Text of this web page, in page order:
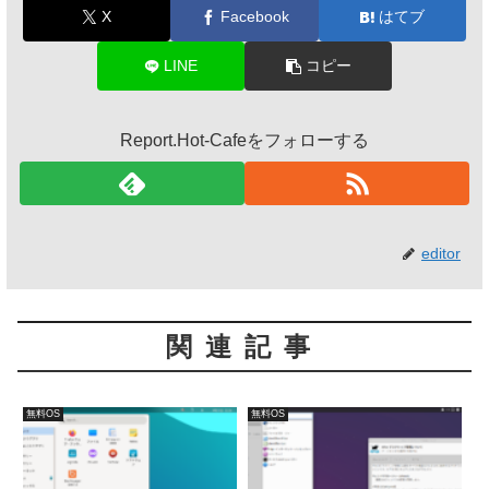
X Facebook はてブ
LINE コピー
Report.Hot-Cafeをフォローする
editor
関連記事
無料OS 無料OS